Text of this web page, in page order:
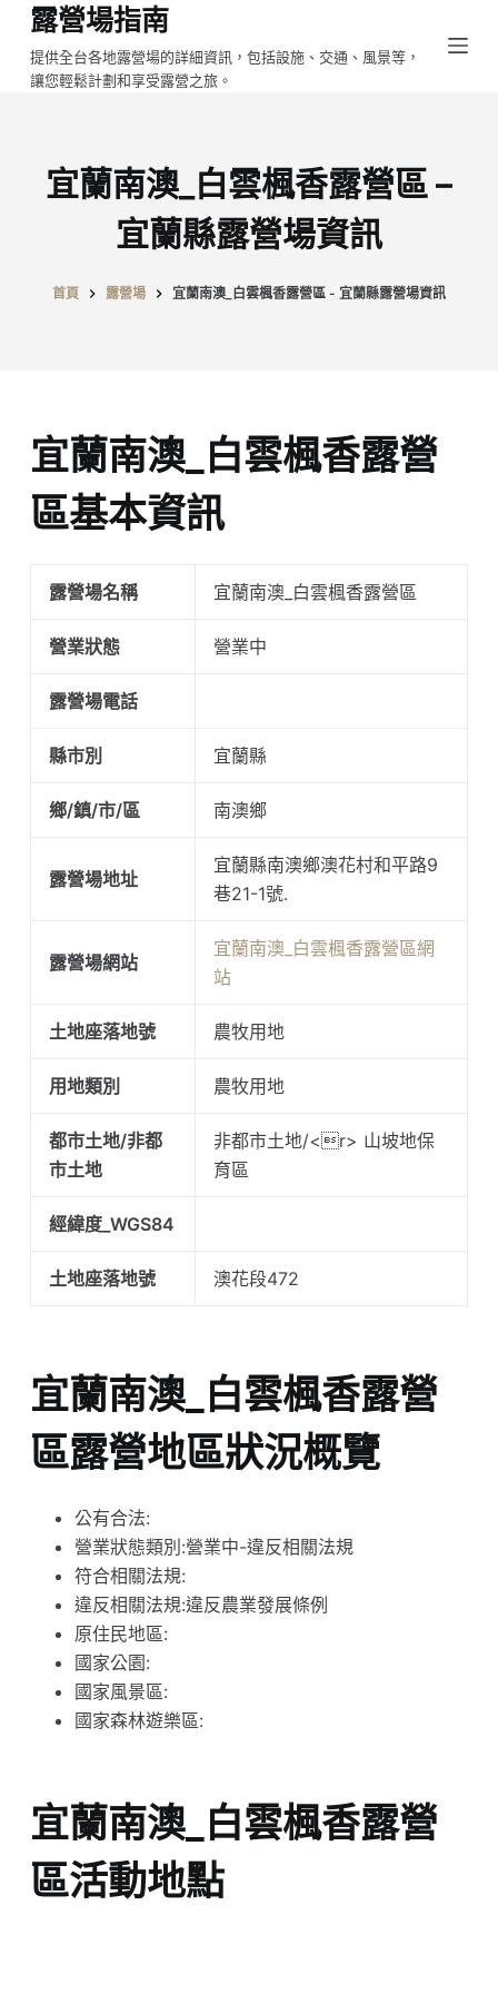
跳
至
主
露營場指南
提供全台各地露營場的詳細資訊，包括設施、交通、風景等，
讓您輕鬆計劃和享受露營之旅。
宜蘭南澳_白雲楓香露營區 –
宜蘭縣露營場資訊
首頁 露營場 宜蘭南澳_白雲楓香露營區 - 宜蘭縣露營場資訊
宜蘭南澳_白雲楓香露營
區基本資訊
露營場名稱 宜蘭南澳_白雲楓香露營區
營業狀態 營業中
露營場電話
縣市別 宜蘭縣
鄉/鎮/市/區 南澳鄉
露營場地址
宜蘭縣南澳鄉澳花村和平路9
巷21-1號.
露營場網站
宜蘭南澳_白雲楓香露營區網
站
土地座落地號 農牧用地
用地類別 農牧用地
都市土地/非都
市土地
非都市土地/<r> 山坡地保
育區
經緯度_WGS84
土地座落地號 澳花段472
宜蘭南澳_白雲楓香露營
區露營地區狀況概覽
公有合法:
營業狀態類別:營業中-違反相關法規
符合相關法規:
違反相關法規:違反農業發展條例
原住民地區:
國家公園:
國家風景區:
國家森林遊樂區:
宜蘭南澳_白雲楓香露營
區活動地點